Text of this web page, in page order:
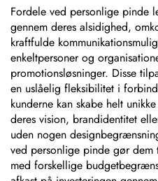
design
Fordele ved personlige pinde
gennem deres alsidighed,
kraftfulde
enkeltpersoner og
promotionsløsninger. Disse
en uslåelig fleksibilitet i
kunderne kan skabe helt
deres vision, brandidentitet
uden nogen
ved personlige pinde gør
med forskellige